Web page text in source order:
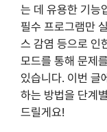
는 데 유용한 기능
필수 프로그램만
스 감염 등으로 인
모드를 통해 문제
있습니다. 이번 글
하는 방법을 단계
드릴게요!